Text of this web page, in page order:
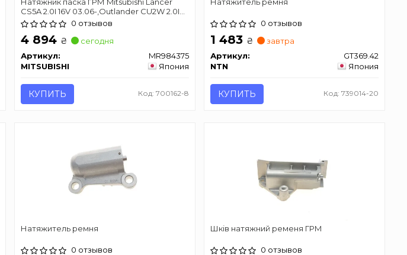
CS5A 2.0I 16V 03.06-,Outlander CU2W 2.0I
16V (4G63) 03.02-,CU5W 2.5I 16V
03.09-,Space Wagon NA4W 2.4 16V 04.01-
0 отзывов
4 894 ₴
сегодня
Артикул:
MR984375
MITSUBISHI
Япония
КУПИТЬ Код: 700162-8
0 отзывов
1 483 ₴
завтра
Артикул:
GT369.42
NTN
Япония
КУПИТЬ Код: 739014-20
Натяжитель ремня
0 отзывов
Шків натяжний ременя ГРМ
0 отзывов